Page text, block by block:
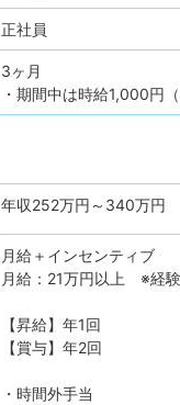
正社員
3ヶ月
・期間中は時給1,000円（
年収252万円 ～ 340万円
月給＋インセンティブ
月給：21万円以上 ※経験
【昇給】年1回
【賞与】年2回
・時間外手当